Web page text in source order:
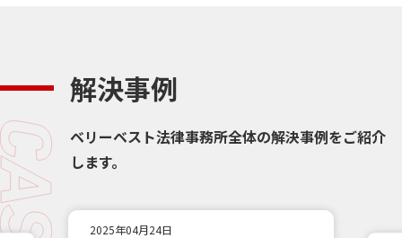
解決事例
ベリーベスト法律事務所全体の解決事例をご紹介
します。
2025年04月24日